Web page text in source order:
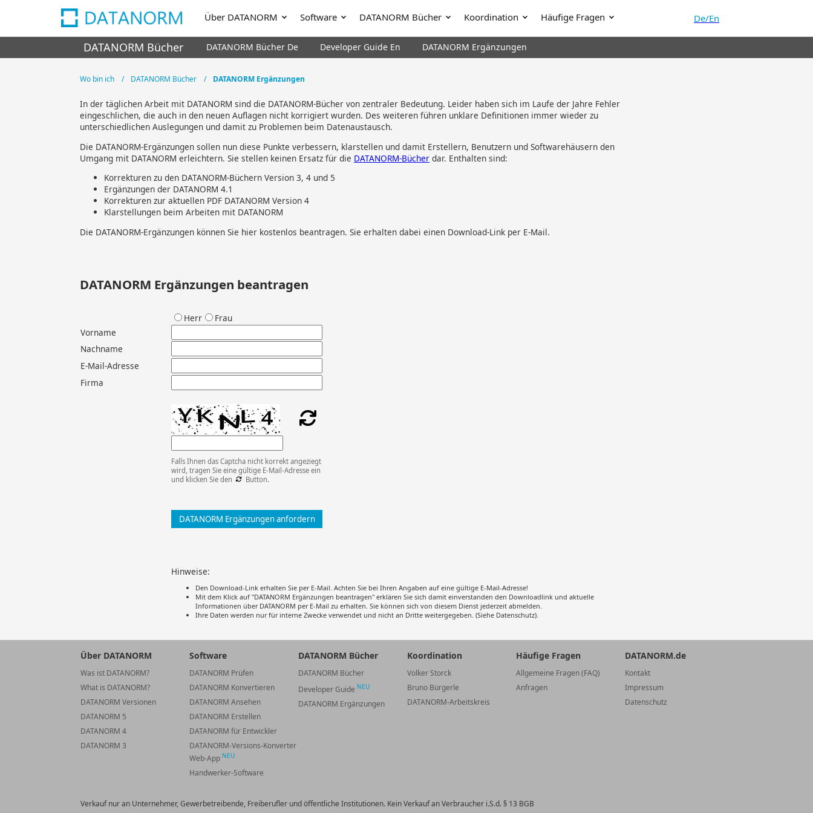
Über DATANORM Software DATANORM Bücher Koordination Häufige Fragen De/En
DATANORM Bücher DATANORM Bücher De Developer Guide En DATANORM Ergänzungen
Wo bin ich DATANORM Bücher DATANORM Ergänzungen
In der täglichen Arbeit mit DATANORM sind die DATANORM-Bücher von zentraler Bedeutung. Leider haben sich im Laufe der Jahre Fehler
eingeschlichen, die auch in den neuen Auflagen nicht korrigiert wurden. Des weiteren führen unklare Definitionen immer wieder zu
unterschiedlichen Auslegungen und damit zu Problemen beim Datenaustausch.
Die DATANORM-Ergänzungen sollen nun diese Punkte verbessern, klarstellen und damit Erstellern, Benutzern und Softwarehäusern den
Umgang mit DATANORM erleichtern. Sie stellen keinen Ersatz für die DATANORM-Bücher dar. Enthalten sind:
Korrekturen zu den DATANORM-Büchern Version 3, 4 und 5
Ergänzungen der DATANORM 4.1
Korrekturen zur aktuellen PDF DATANORM Version 4
Klarstellungen beim Arbeiten mit DATANORM
Die DATANORM-Ergänzungen können Sie hier kostenlos beantragen. Sie erhalten dabei einen Download-Link per E-Mail.
DATANORM Ergänzungen beantragen
Herr
Frau
Vorname
Nachname
E-Mail-Adresse
Firma
Falls Ihnen das Captcha nicht korrekt angeziegt
wird, tragen Sie eine gültige E-Mail-Adresse ein
und klicken Sie den
Button.
Hinweise:
Den Download-Link erhalten Sie per E-Mail. Achten Sie bei Ihren Angaben auf eine gültige E-Mail-Adresse!
Mit dem Klick auf "DATANORM Ergänzungen beantragen" erklären Sie sich damit einverstanden den Downloadlink und aktuelle
Informationen über DATANORM per E-Mail zu erhalten. Sie können sich von diesem Dienst jederzeit abmelden.
Ihre Daten werden nur für interne Zwecke verwendet und nicht an Dritte weitergegeben. (Siehe Datenschutz).
Über DATANORM Software DATANORM Bücher Koordination Häufige Fragen DATANORM.de
Was ist DATANORM?
What is DATANORM?
DATANORM Versionen
DATANORM 5
DATANORM 4
DATANORM 3
DATANORM Prüfen
DATANORM Konvertieren
DATANORM Ansehen
DATANORM Erstellen
DATANORM für Entwickler
DATANORM-Versions-Konverter
Web-App NEU
Handwerker-Software
DATANORM Bücher
Developer Guide NEU
DATANORM Ergänzungen
Volker Storck
Bruno Bürgerle
DATANORM-Arbeitskreis
Allgemeine Fragen (FAQ)
Anfragen
Kontakt
Impressum
Datenschutz
Verkauf nur an Unternehmer, Gewerbetreibende, Freiberufler und öffentliche Institutionen. Kein Verkauf an Verbraucher i.S.d. § 13 BGB